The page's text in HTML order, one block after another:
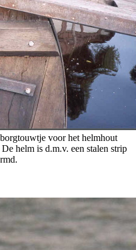
voor het helmhout
helm is d.m.v. een stalen strip